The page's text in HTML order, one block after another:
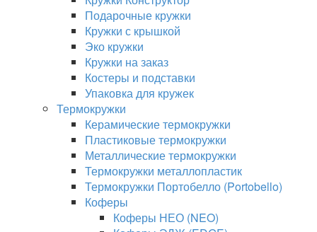
Подарочные кружки
Кружки с крышкой
Эко кружки
Кружки на заказ
Костеры и подставки
Упаковка для кружек
Термокружки
Керамические термокружки
Пластиковые термокружки
Металлические термокружки
Термокружки металлопластик
Термокружки Портобелло (Portobello)
Коферы
Коферы НЕО (NEO)